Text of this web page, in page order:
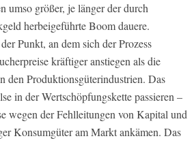
umso größer, je länger der durch
herbeigeführte Boom dauere.
Punkt, an dem sich der Prozess
kräftiger anstiegen als die
den Produktionsgüterindustrien. Das
in der Wertschöpfungskette passieren –
wegen der Fehlleitungen von Kapital und
Konsumgüter am Markt ankämen. Das